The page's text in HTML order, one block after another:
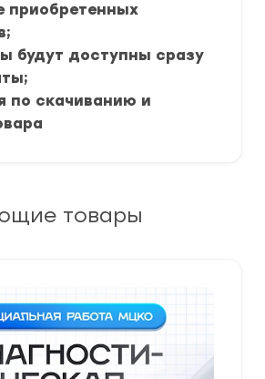
приобретенных
будут доступны сразу
по скачиванию и
товары